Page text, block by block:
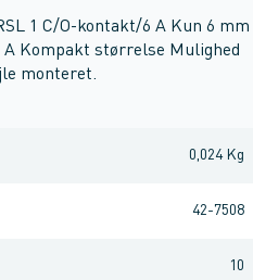
1 C/O-kontakt/6 A Kun 6 mm
A Kompakt størrelse Mulighed
monteret.
0,024 Kg
42-7508
10